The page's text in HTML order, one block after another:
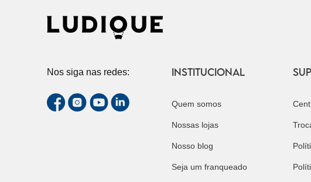
Nos siga nas redes: INSTITUCIONAL
Quem somos
Nossas lojas
Nosso blog
Seja um franqueado